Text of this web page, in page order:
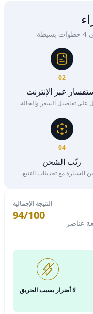
02
عبر الإنترنت
على تفاصيل السعر والحالة.
04
رتّب الشحن
السيارة مع تحديثات التتبع.
عناصر
النتيجة الإجمالية
94/100
لا أضرار بسبب الحريق